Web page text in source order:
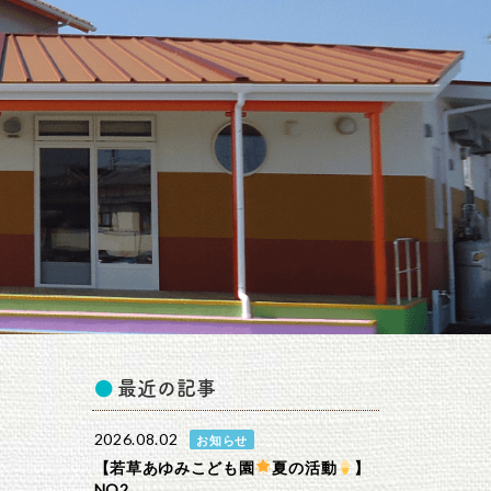
最近の記事
2026.08.02 お知らせ
【若草あゆみこども園 夏の活動
】